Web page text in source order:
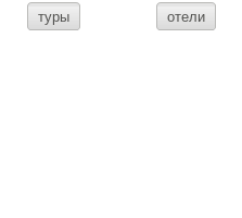
туры отели